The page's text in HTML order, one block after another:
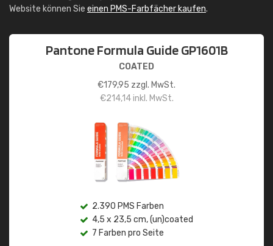
Website können Sie einen PMS-Farbfächer kaufen.
Pantone Formula Guide GP1601B
COATED
€179,95 zzgl. MwSt.
€214,14inkl. MwSt.
2.390 PMS Farben
4,5 x 23,5 cm, (un)coated
7 Farben pro Seite